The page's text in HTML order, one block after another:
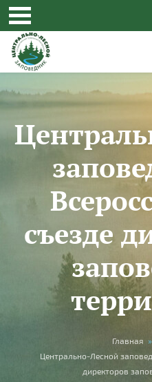
Перейти к основному содержанию
съезде
Вы здесь Главная »
Центрально-Лесной
директоров